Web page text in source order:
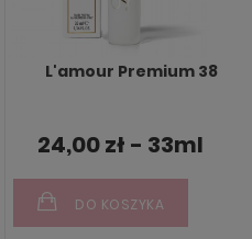
L'amour Premium 38
24,00 zł - 33ml
DO KOSZYKA